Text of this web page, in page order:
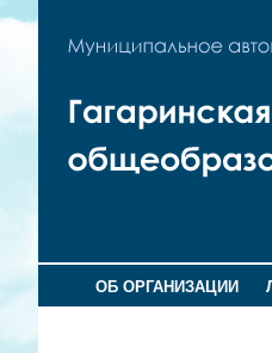
ОБ ОРГАНИЗАЦИИ